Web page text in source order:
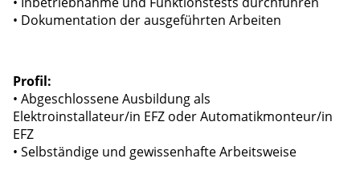
• Dokumentation der ausgeführten Arbeiten
Profil:
• Abgeschlossene Ausbildung als
Elektroinstallateur/in EFZ oder Automatikmonteur/in
EFZ
• Selbständige und gewissenhafte Arbeitsweise